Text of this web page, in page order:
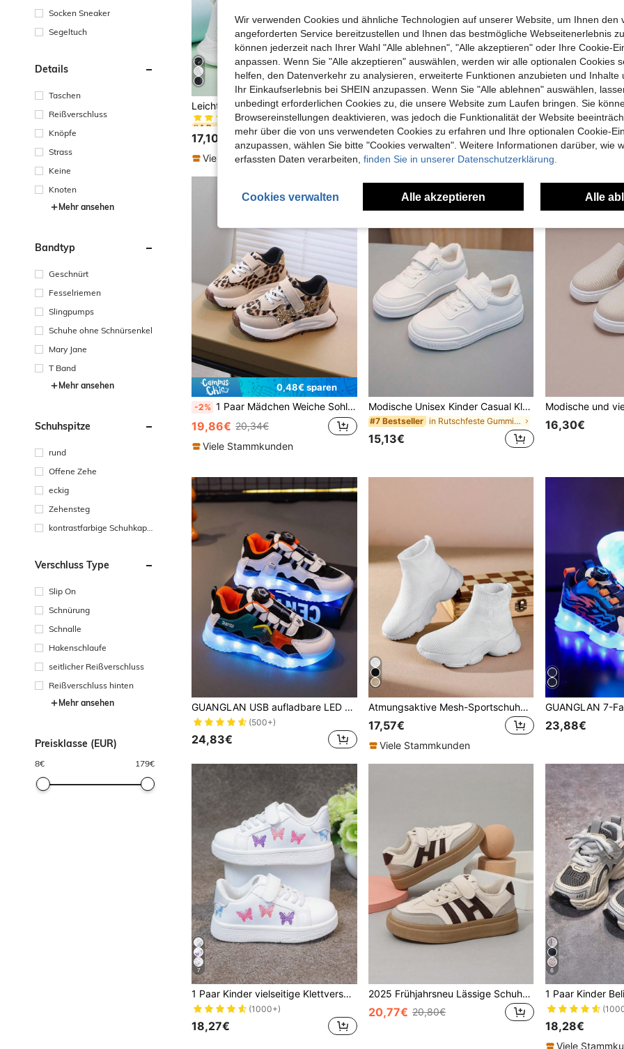
Socken Sneaker
Segeltuch
Details
Taschen
Reißverschluss
Knöpfe
Strass
Keine
Knoten
Mehr ansehen
Bandtyp
Geschnürt
Fesselriemen
Slingpumps
Schuhe ohne Schnürsenkel
Mary Jane
T Band
Mehr ansehen
Schuhspitze
rund
Offene Zehe
eckig
Zehensteg
kontrastfarbige Schuhkapp
Verschluss Type
Slip On
Schnürung
Schnalle
Hakenschlaufe
seitlicher Reißverschluss
Reißverschluss hinten
Mehr ansehen
Preisklasse (EUR)
8€ 179€
Leichte, atmungsaktive Kinder Sportlaufschuhe für den Lässig Einsatz, Sommer
#4 Bestseller
(1000+)
#4 Bestseller
in Atmungsaktiv Kinder Turnschuhe
(1000+)
#4 Bestseller
in Atmungsaktiv Kinder Turnschuhe
(1000+)
#4 Bestseller
in Atmungsaktiv Kinder Turnschuhe
(1000+)
17,10€
Viele Stammkunden
Kinder Mode 2025 vielseitige flache Lässig Sneaker, leichte Low-Top Sportschuhe
#1 Bestseller in zurück zur Schule Kinder Turnschuhe
16,65€
#8 Bestseller
16,07€
0,48€ sparen
-2% 1 Paar Mädchen Weiche Sohle Mode Vielseitig Outdoor Rutschfest Lässig Sportschuhe
19,86€ 20,34€
Viele Stammkunden
Modische Unisex Kinder Casual Klettverschluss Sportschuhe, weiße Sneaker, geeignet für die Schulanfang
#7 Bestseller in Rutschfeste Gummi-Außensohle Kinder Turnschuhe
15,13€
16,30€
GUANGLAN USB aufladbare LED Licht Schuhe mit 7-Farben Rotations-Knopf, leuchtende Sneaker für Kleinkinder, Kinder, Jungen, Mädchen, Jugendliche im Frühling/Herbst
(500+)
24,83€
Atmungsaktive Mesh-Sportschuhe für Kinder, Weiß, für Mädchen
17,57€
Viele Stammkunden
23,88€
7
1 Paar Kinder vielseitige Klettverschluss Lässig Weiße Sneaker, bequeme atmungsaktive Cartoon bestickte Flache Studentenschuhe, Campus Stil Flache Schuhe, modisch Lässig süß niedliche Laufschuhe
(1000+)
18,27€
2025 Frühjahrsneu Lässige Schuhe für Jungen und Mädchen, Kinder Unisex vielseitige Skaterschuhe
20,77€ 20,80€
6
18,28€
Viele
Wir verwenden Cookies und ähnliche Technologien auf unserer Website, um Ihnen den
angeforderten Service bereitzustellen und Ihnen das bestmögliche Webseitenerlebnis
können jederzeit nach Ihrer Wahl "Alle ablehnen", "Alle akzeptieren" oder Ihre Cookie-
anpassen. Wenn Sie "Alle akzeptieren" auswählen, werden wir alle optionalen Cookies
helfen, den Datenverkehr zu analysieren, erweiterte Funktionen anzubieten und Inhalte
Ihr Einkaufserlebnis bei SHEIN anzupassen. Wenn Sie "Alle ablehnen" auswählen,
unbedingt erforderlichen Cookies zu, die unsere Website zum Laufen bringen. Sie
Browsereinstellungen deaktivieren, was jedoch die Funktionalität der Website
mehr über die von uns verwendeten Cookies zu erfahren und Ihre optionalen Cookie-
anzupassen, wählen Sie bitte "Cookies verwalten". Weitere Informationen darüber, wie
erfassten Daten verarbeiten, finden Sie in unserer Datenschutzerklärung.
Cookies verwalten Alle akzeptieren Alle